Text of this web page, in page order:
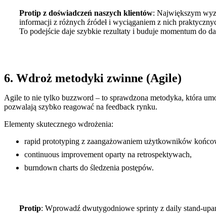
Protip z doświadczeń naszych klientów: Największym
informacji z różnych źródeł i wyciąganiem z nich
To podejście daje szybkie rezultaty i buduje momentum do
6. Wdroż metodyki zwinne (Agile)
Agile to nie tylko buzzword – to sprawdzona metodyka, która
pozwalają szybko reagować na feedback rynku.
Elementy skutecznego wdrożenia:
rapid prototyping z zaangażowaniem użytkowników
continuous improvement oparty na retrospektywach,
burndown charts do śledzenia postępów.
Protip: Wprowadź dwutygodniowe sprinty z daily stand-